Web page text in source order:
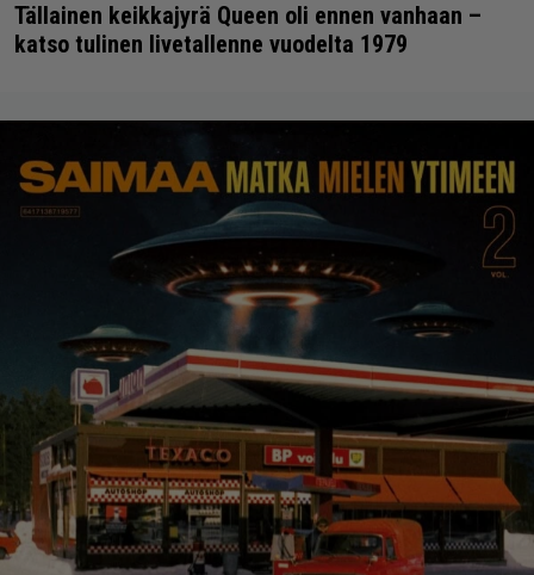
Tällainen keikkajyrä Queen oli ennen vanhaan –
katso tulinen livetallenne vuodelta 1979